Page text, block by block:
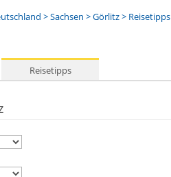
>Sachsen >Görlitz> Reisetipps
Reisetipps